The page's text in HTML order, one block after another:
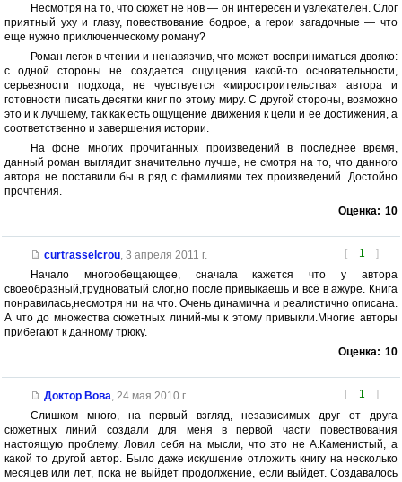
Несмотря на то, что сюжет не нов — он интересен и увлекателен. Слог
приятный уху и глазу, повествование бодрое, а герои загадочные — что
еще нужно приключенческому роману?
Роман легок в чтении и ненавязчив, что может восприниматься двояко:
с одной стороны не создается ощущения какой-то основательности,
серьезности подхода, не чувствуется «миростроительства» автора и
готовности писать десятки книг по этому миру. С другой стороны, возможно
это и к лучшему, так как есть ощущение движения к цели и ее достижения, а
соответственно и завершения истории.
На фоне многих прочитанных произведений в последнее время,
данный роман выглядит значительно лучше, не смотря на то, что данного
автора не поставили бы в ряд с фамилиями тех произведений. Достойно
прочтения.
Оценка: 10
[ 1 ]
curtrasselcrou, 3 апреля 2011 г.
Начало многообещающее, сначала кажется что у автора
своеобразный,трудноватый слог,но после привыкаешь и всё в ажуре. Книга
понравилась,несмотря ни на что. Очень динамична и реалистично описана.
А что до множества сюжетных линий-мы к этому привыкли.Многие авторы
прибегают к данному трюку.
Оценка: 10
[ 1 ]
Доктор Вова 24 мая 2010 г.
Слишком много, на первый взгляд, независимых друг от друга
сюжетных линий создали для меня в первой части повествования
настоящую проблему. Ловил себя на мысли, что это не А.Каменистый, а
какой то другой автор. Было даже искушение отложить книгу на несколько
месяцев или лет, пока не выйдет продолжение, если выйдет. Создавалось